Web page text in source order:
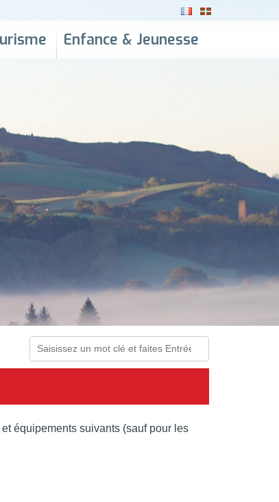
Enfance & Jeunesse
Rechercher
équipements suivants (sauf pour les